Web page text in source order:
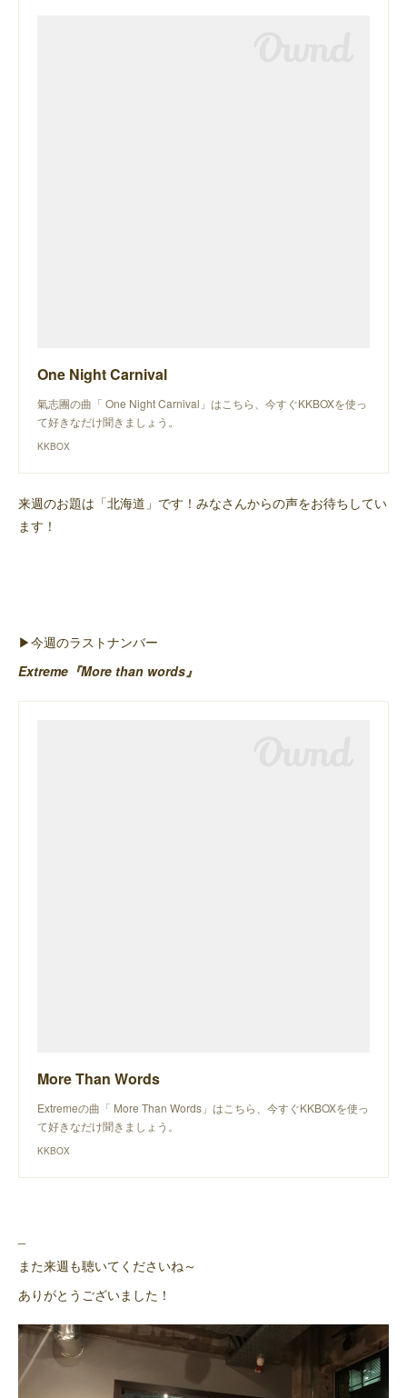
One Night Carnival
氣志團の曲「 One Night Carnival」はこちら、今すぐKKBOXを使っ
て好きなだけ聞きましょう。
KKBOX
来週のお題は「北海道」です！みなさんからの声をお待ちしてい
ます！
▶︎今週のラストナンバー
Extreme『More than words』
More Than Words
Extremeの曲「 More Than Words」はこちら、今すぐKKBOXを使っ
て好きなだけ聞きましょう。
KKBOX
また来週も聴いてくださいね～
ありがとうございました！